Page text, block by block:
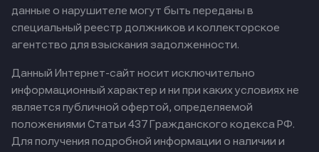
данные о нарушителе могут быть переданы в
специальный реестр должников и коллекторское
агентство для взыскания задолженности.
Данный Интернет-сайт носит исключительно
информационный характер и ни при каких условиях не
является публичной офертой, определяемой
положениями Статьи 437 Гражданского кодекса РФ.
Для получения подробной информации о наличии и